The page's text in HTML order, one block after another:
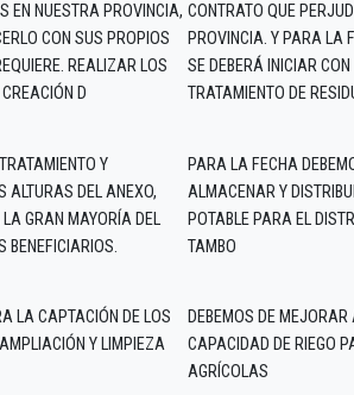
EN NUESTRA PROVINCIA,
CON SUS PROPIOS
REALIZAR LOS
D
CONTRATO QUE
PROVINCIA. Y PARA LA
SE DEBERÁ INICIAR
TRATAMIENTO DE
Y
ALTURAS DEL ANEXO,
GRAN MAYORÍA DEL
BENEFICIARIOS.
PARA LA FECHA
ALMACENAR Y
POTABLE PARA EL
TAMBO
LA CAPTACIÓN DE LOS
Y LIMPIEZA
DEBEMOS DE
CAPACIDAD DE RIEGO
AGRÍCOLAS